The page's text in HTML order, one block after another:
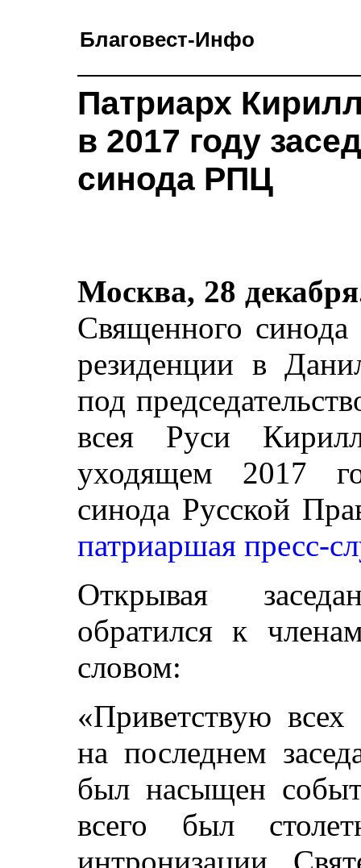
Благовест-Инфо
Патриарх
в 2017 году
синода РПЦ
Москва, 28
Священного
резиденции в
под
всея Руси
уходящем 2017
синода Русской
патриаршая пресс-
Открывая
обратился к
словом:
«Приветствую
на последнем
был насыщен
всего был
интронизации